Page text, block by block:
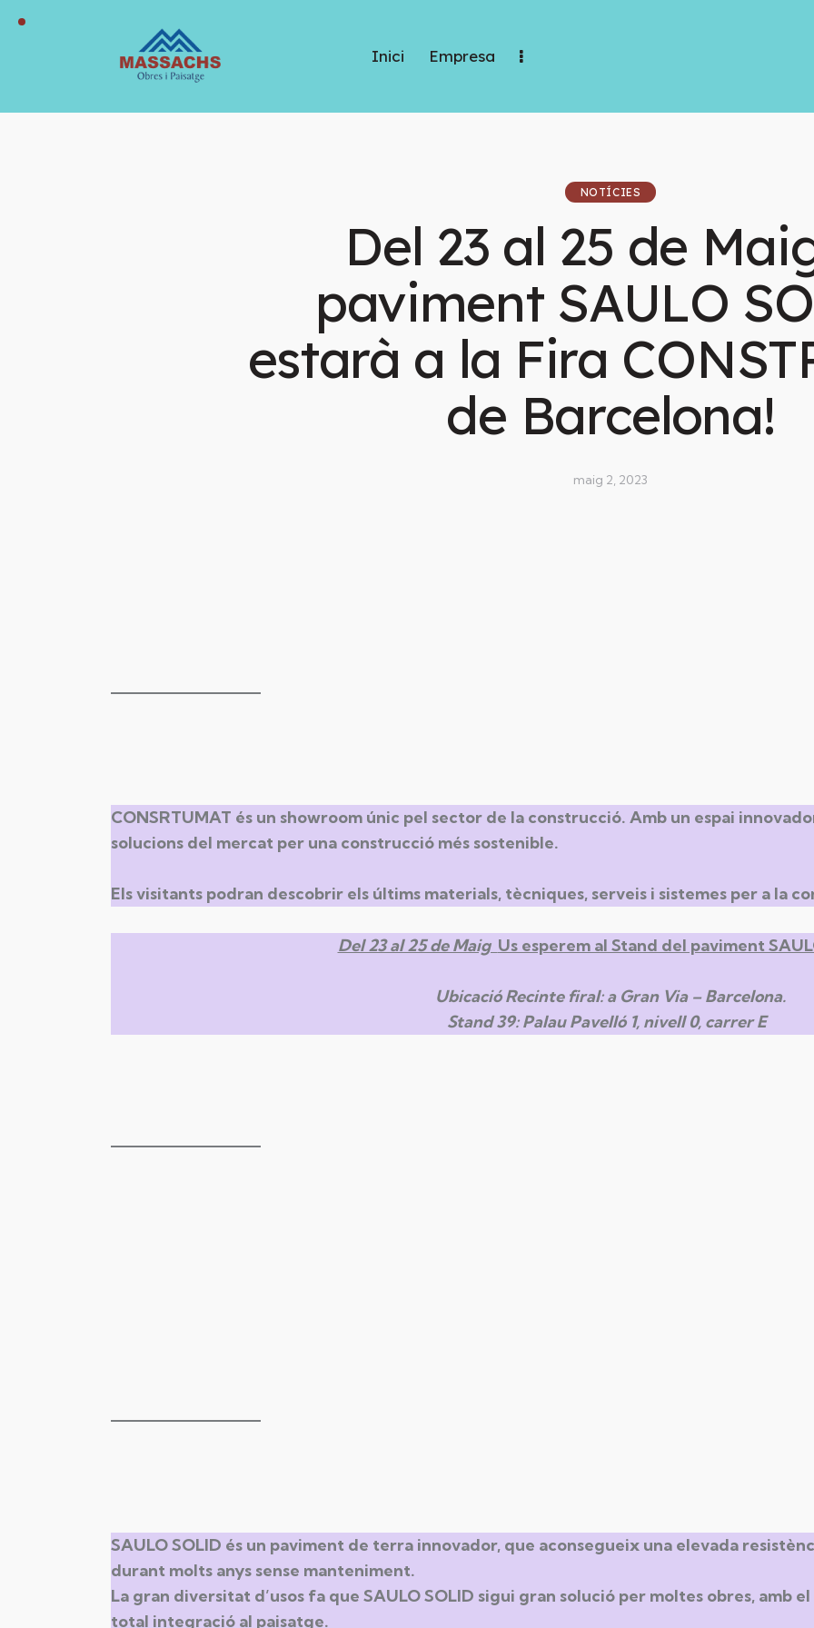
Inici Empresa
NOTÍCIES
Del 23 al 25 de
paviment SAULO
estarà a la Fira
de Barcelona!
maig 2, 2023
CONSRTUMAT és un showroom únic pel sector de la construcció. Amb un espai
solucions del mercat per una construcció més sostenible.
Els visitants podran descobrir els últims materials, tècniques, serveis i sistemes per a la
Del 23 al 25 de Maig Us esperem al Stand del paviment
Ubicació Recinte firal: a Gran Via – Barcelona.
Stand 39: Palau Pavelló 1, nivell 0, carrer E
SAULO SOLID és un paviment de terra innovador, que aconsegueix una elevada
durant molts anys sense manteniment.
La gran diversitat d’usos fa que SAULO SOLID sigui gran solució per moltes obres, amb
total integració al paisatge.